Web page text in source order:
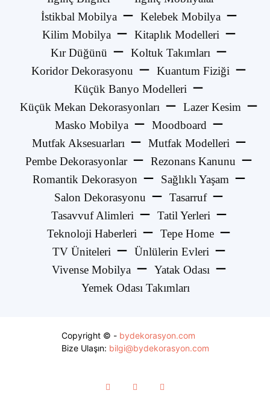
İstikbal Mobilya
Kelebek Mobilya
Kilim Mobilya
Kitaplık Modelleri
Kır Düğünü
Koltuk Takımları
Koridor Dekorasyonu
Kuantum Fiziği
Küçük Banyo Modelleri
Küçük Mekan Dekorasyonları
Lazer Kesim
Masko Mobilya
Moodboard
Mutfak Aksesuarları
Mutfak Modelleri
Pembe Dekorasyonlar
Rezonans Kanunu
Romantik Dekorasyon
Sağlıklı Yaşam
Salon Dekorasyonu
Tasarruf
Tasavvuf Alimleri
Tatil Yerleri
Teknoloji Haberleri
Tepe Home
TV Üniteleri
Ünlülerin Evleri
Vivense Mobilya
Yatak Odası
Yemek Odası Takımları
Copyright © - bydekorasyon.com
Bize Ulaşın: bilgi@bydekorasyon.com